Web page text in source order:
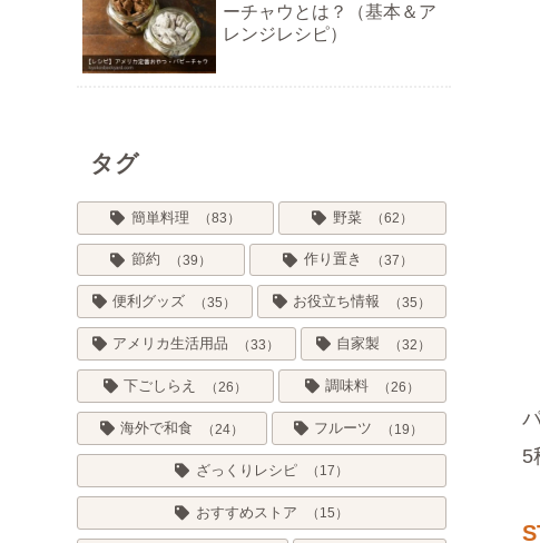
5
ーチャウとは？（基本＆ア
レンジレシピ）
タグ
簡単料理 83 野菜 62
節約 39 作り置き 37
便利グッズ 35 お役立ち情報 35
アメリカ生活用品 33 自家製 32
下ごしらえ 26 調味料 26
海外で和食 24 フルーツ 19
ざっくりレシピ 17
おすすめストア 15